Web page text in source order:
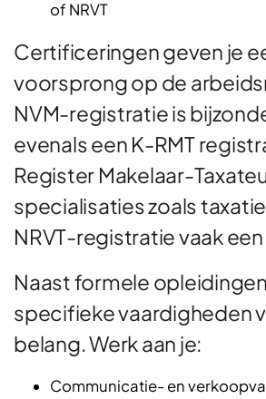
of NRVT
Certificeringen geven je
voorsprong op de
NVM-registratie is
evenals een K-RMT
Register Makelaar-
specialisaties zoals
NRVT-registratie vaak
Naast formele
specifieke vaardigheden
belang. Werk aan je:
Communicatie- en